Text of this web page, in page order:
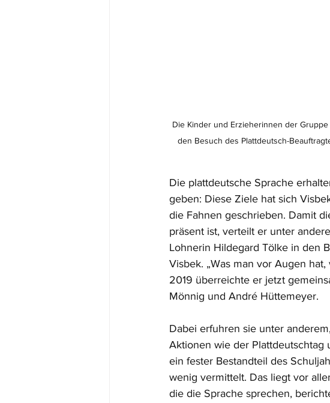
Die Kinder und Erzieherinnen der
den Besuch des Plattdeutsch-
Die plattdeutsche Sprache
geben: Diese Ziele hat sich
die Fahnen geschrieben. Damit
präsent ist, verteilt er unter
Lohnerin Hildegard Tölke in den
Visbek. „Was man vor Augen
2019 überreichte er jetzt
Mönnig und André Hüttemeyer.
Dabei erfuhren sie unter
Aktionen wie der Plattdeutschtag
ein fester Bestandteil des
wenig vermittelt. Das liegt vor
die die Sprache sprechen,